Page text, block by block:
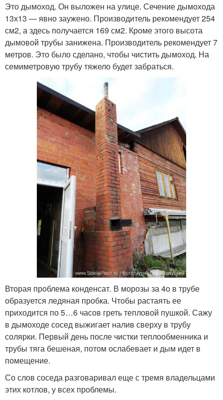
Это дымоход. Он выложен на улице. Сечение дымохода
13х13 — явно заужено. Производитель рекомендует 254
см2, а здесь получается 169 см2. Кроме этого высота
дымовой трубы занижена. Производитель рекомендует 7
метров. Это было сделано, чтобы чистить дымоход. На
семиметровую трубу тяжело будет забраться.
Вторая проблема конденсат. В морозы за 4о в трубе
образуется ледяная пробка. Чтобы растаять ее
приходится по 5…6 часов греть тепловой пушкой. Сажу
в дымоходе сосед выжигает налив сверху в трубу
солярки. Первый день после чистки теплообменника и
трубы тяга бешеная, потом ослабевает и дым идет в
помещение.
Со слов соседа разговаривал еще с тремя владельцами
этих котлов, у всех проблемы.